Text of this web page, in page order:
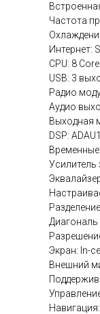
Частота
Интернет:
CPU: 8 Core
USB: 3
Радио
Аудио
Выходная
DSP:
Временные
Усилитель
Диагональ
Экран: In-
Внешний